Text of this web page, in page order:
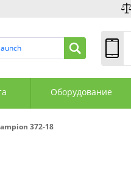
Сб:
Оборудование
372-18